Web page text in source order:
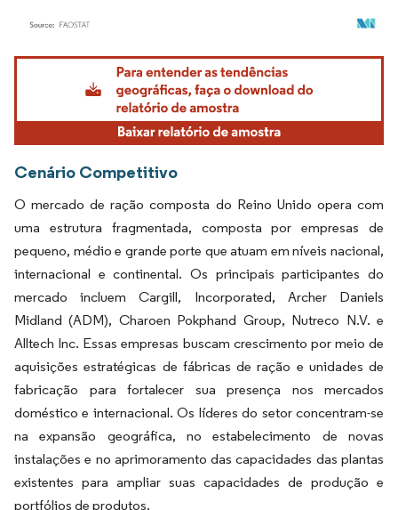
Imagem © Mordor Intelligence. O reuso requer atribuição conforme CC BY 4.0.
Cenário Competitivo
O mercado de ração composta do Reino Unido opera com
uma estrutura fragmentada, composta por empresas de
pequeno, médio e grande porte que atuam em níveis nacional,
internacional e continental. Os principais participantes do
mercado incluem Cargill, Incorporated, Archer Daniels
Midland (ADM), Charoen Pokphand Group, Nutreco N.V. e
Alltech Inc. Essas empresas buscam crescimento por meio de
aquisições estratégicas de fábricas de ração e unidades de
fabricação para fortalecer sua presença nos mercados
doméstico e internacional. Os líderes do setor concentram-se
na expansão geográfica, no estabelecimento de novas
instalações e no aprimoramento das capacidades das plantas
existentes para ampliar suas capacidades de produção e
portfólios de produtos.